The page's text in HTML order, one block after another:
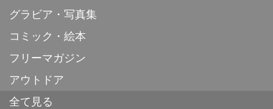
グラビア・写真集
コミック・絵本
フリーマガジン
アウトドア
全て見る